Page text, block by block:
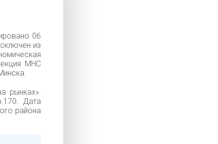
06
из
МНС
рынках».
Дата
района